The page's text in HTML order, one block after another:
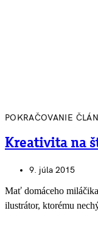
POKRAČOVANIE
Kreativita na
9. júla 2015
Mať domáceho
ilustrátor, ktorému